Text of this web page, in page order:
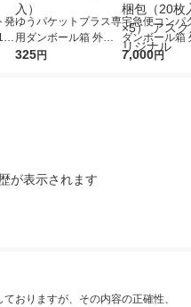
発
1
ゆうパケットプラス専
用ダンボール箱 外寸
法：縦24cm×横17cm
325円
宅急便コンパ
ダンボール箱
法：縦20cm×
7,000円
が表示されます
おりますが、その内容の正確性、